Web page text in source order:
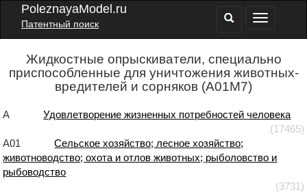
PoleznayaModel.ru
Патентный поиск
Жидкостные опрыскиватели, специально
приспособленные для уничтожения животных-
вредителей и сорняков (A01M7)
A
Удовлетворение жизненных потребностей человека
(17465)
A01
Сельское хозяйство; лесное хозяйство;
животноводство; охота и отлов животных; рыболовство и
рыбоводство
(3731)